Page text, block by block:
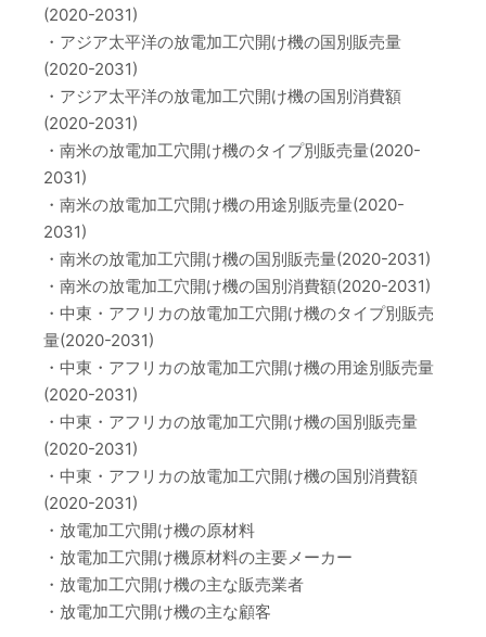
(2020-2031)
・アジア太平洋の放電加工穴開け機の国別販売量
(2020-2031)
・アジア太平洋の放電加工穴開け機の国別消費額
(2020-2031)
・南米の放電加工穴開け機のタイプ別販売量(2020-
2031)
・南米の放電加工穴開け機の用途別販売量(2020-
2031)
・南米の放電加工穴開け機の国別販売量(2020-2031)
・南米の放電加工穴開け機の国別消費額(2020-2031)
・中東・アフリカの放電加工穴開け機のタイプ別販売
量(2020-2031)
・中東・アフリカの放電加工穴開け機の用途別販売量
(2020-2031)
・中東・アフリカの放電加工穴開け機の国別販売量
(2020-2031)
・中東・アフリカの放電加工穴開け機の国別消費額
(2020-2031)
・放電加工穴開け機の原材料
・放電加工穴開け機原材料の主要メーカー
・放電加工穴開け機の主な販売業者
・放電加工穴開け機の主な顧客